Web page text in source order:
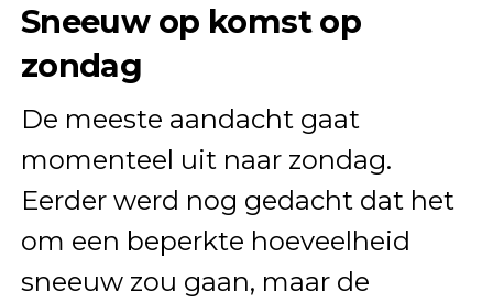
Sneeuw op komst op
zondag
De meeste aandacht gaat
momenteel uit naar zondag.
Eerder werd nog gedacht dat het
om een beperkte hoeveelheid
sneeuw zou gaan, maar de